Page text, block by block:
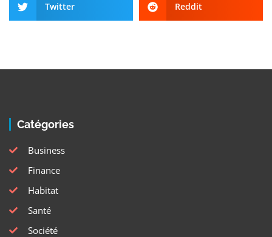
Twitter Reddit
Catégories
Business
Finance
Habitat
Santé
Société